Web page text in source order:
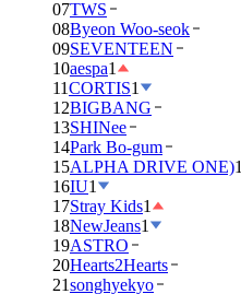
07TWS
08Byeon Woo-seok
09SEVENTEEN
10aespa1
11CORTIS1
12BIGBANG
13SHINee
14Park Bo-gum
15ALPHA DRIVE ONE)1
16IU1
17Stray Kids1
18NewJeans1
19ASTRO
20Hearts2Hearts
21songhyekyo